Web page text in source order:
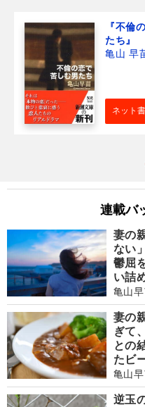
『不倫
たち』
亀山 早
ネット
連載バ
妻の
ない
鬱屈
い詰
亀山
妻の
ぎて
との
たビ
亀山
逆玉